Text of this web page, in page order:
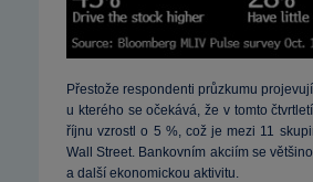
Přestože respondenti průzkumu
u kterého se očekává, že v tomto
říjnu vzrostl o 5 %, což je mezi 11
Wall Street. Bankovním akciím se
a další ekonomickou aktivitu.